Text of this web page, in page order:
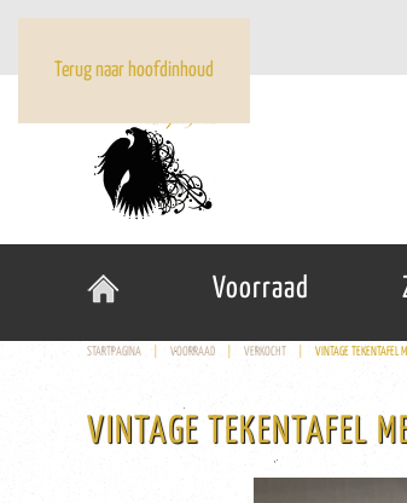
Terug naar hoofdinhoud
Voorraad
STARTPAGINA VOORRAAD VERKOCHT VINTAGE TEKENTAFEL
VINTAGE TEKENTAFEL